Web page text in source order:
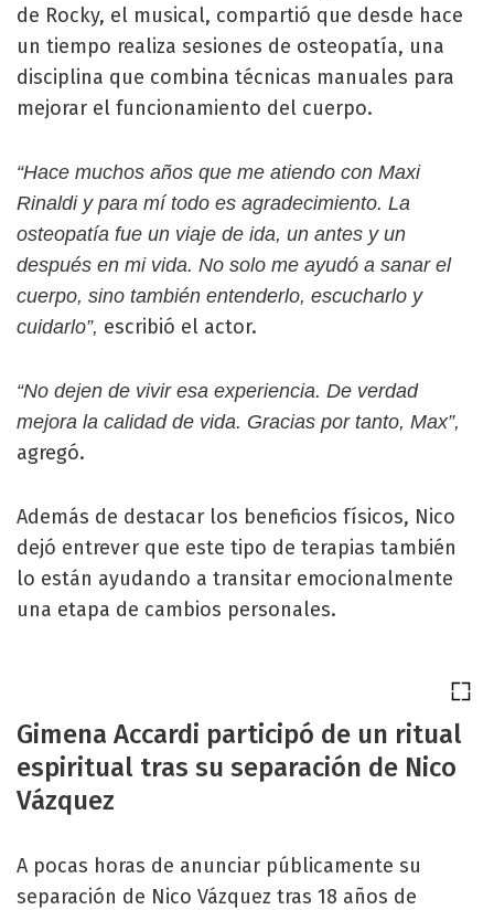
de Rocky, el musical, compartió que desde hace
un tiempo realiza sesiones de osteopatía, una
disciplina que combina técnicas manuales para
mejorar el funcionamiento del cuerpo.
“Hace muchos años que me atiendo con Maxi
Rinaldi y para mí todo es agradecimiento. La
osteopatía fue un viaje de ida, un antes y un
después en mi vida. No solo me ayudó a sanar el
cuerpo, sino también entenderlo, escucharlo y
cuidarlo”, escribió el actor.
“No dejen de vivir esa experiencia. De verdad
mejora la calidad de vida. Gracias por tanto, Max”,
agregó.
Además de destacar los beneficios físicos, Nico
dejó entrever que este tipo de terapias también
lo están ayudando a transitar emocionalmente
una etapa de cambios personales.
Gimena Accardi participó de un ritual
espiritual tras su separación de Nico
Vázquez
A pocas horas de anunciar públicamente su
separación de Nico Vázquez tras 18 años de